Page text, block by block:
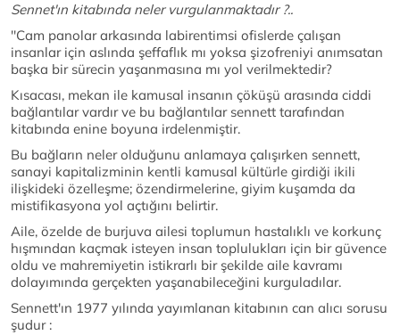
Sennet'ın kitabında neler vurgulanmaktadır ?..
''Cam panolar arkasında labirentimsi ofislerde çalışan
insanlar için aslında şeffaflık mı yoksa şizofreniyi anımsatan
başka bir sürecin yaşanmasına mı yol verilmektedir?
Kısacası, mekan ile kamusal insanın çöküşü arasında ciddi
bağlantılar vardır ve bu bağlantılar sennett tarafından
kitabında enine boyuna irdelenmiştir.
Bu bağların neler olduğunu anlamaya çalışırken sennett,
sanayi kapitalizminin kentli kamusal kültürle girdiği ikili
ilişkideki özelleşme; özendirmelerine, giyim kuşamda da
mistifikasyona yol açtığını belirtir.
Aile, özelde de burjuva ailesi toplumun hastalıklı ve korkunç
hışmından kaçmak isteyen insan toplulukları için bir güvence
oldu ve mahremiyetin istikrarlı bir şekilde aile kavramı
dolayımında gerçekten yaşanabileceğini kurguladılar.
Sennett'ın 1977 yılında yayımlanan kitabının can alıcı sorusu
şudur :